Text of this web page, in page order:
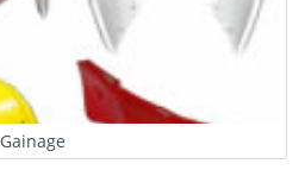
Gainage